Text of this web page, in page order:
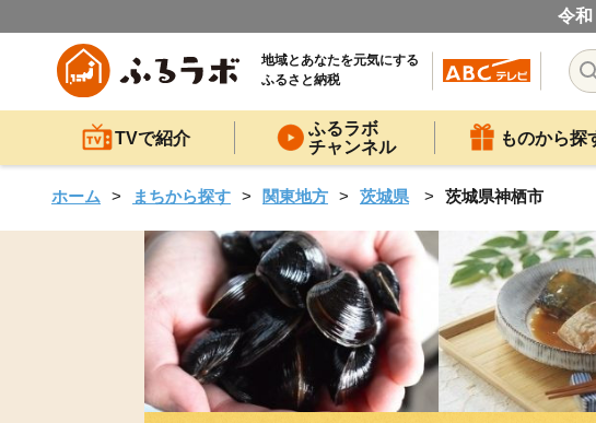
令
地域とあなたを元気にする
ふるさと納税
TVで紹介
ふるラボ
チャンネル
ものから探
ホーム まちから探す 関東地方 茨城県 茨城県神栖市